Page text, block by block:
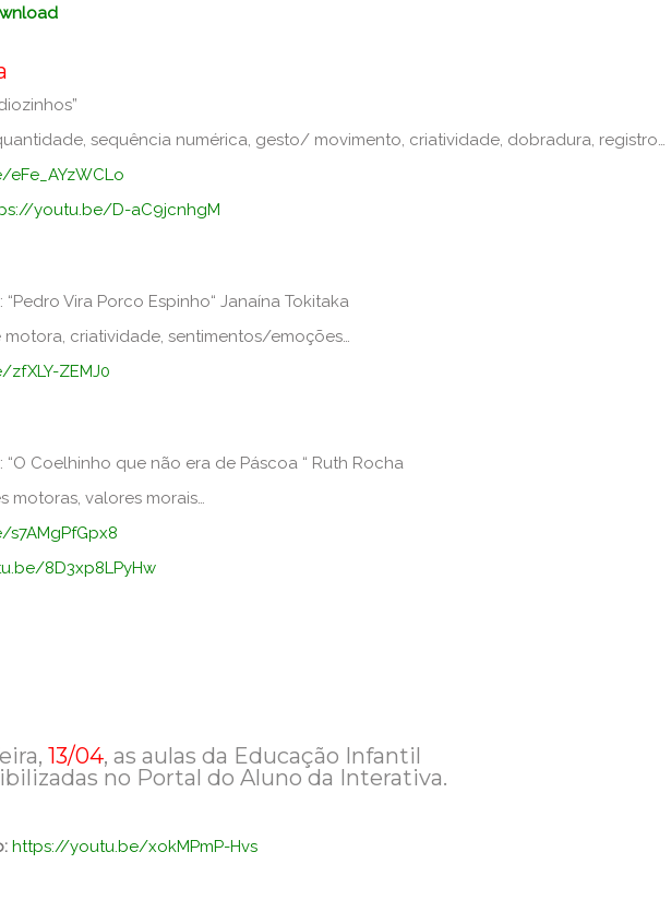
sequência numérica, gesto/ movimento, criatividade, dobradura, registro…
youtu.be/D-aC9jcnhgM
Vira Porco Espinho“ Janaína Tokitaka
criatividade, sentimentos/emoções…
ZEMJ0
Coelhinho que não era de Páscoa “ Ruth Rocha
motoras, valores morais…
8D3xp8LPyHw
13/04, as aulas da Educação Infantil
no Portal do Aluno da Interativa.
https://youtu.be/xokMPmP-Hvs